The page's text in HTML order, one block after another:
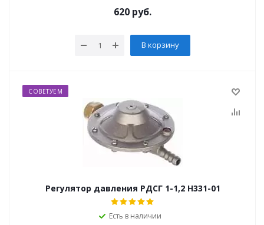
620 руб.
В корзину
СОВЕТУЕМ
Регулятор давления РДСГ 1-1,2 Н331-01
Есть в наличии